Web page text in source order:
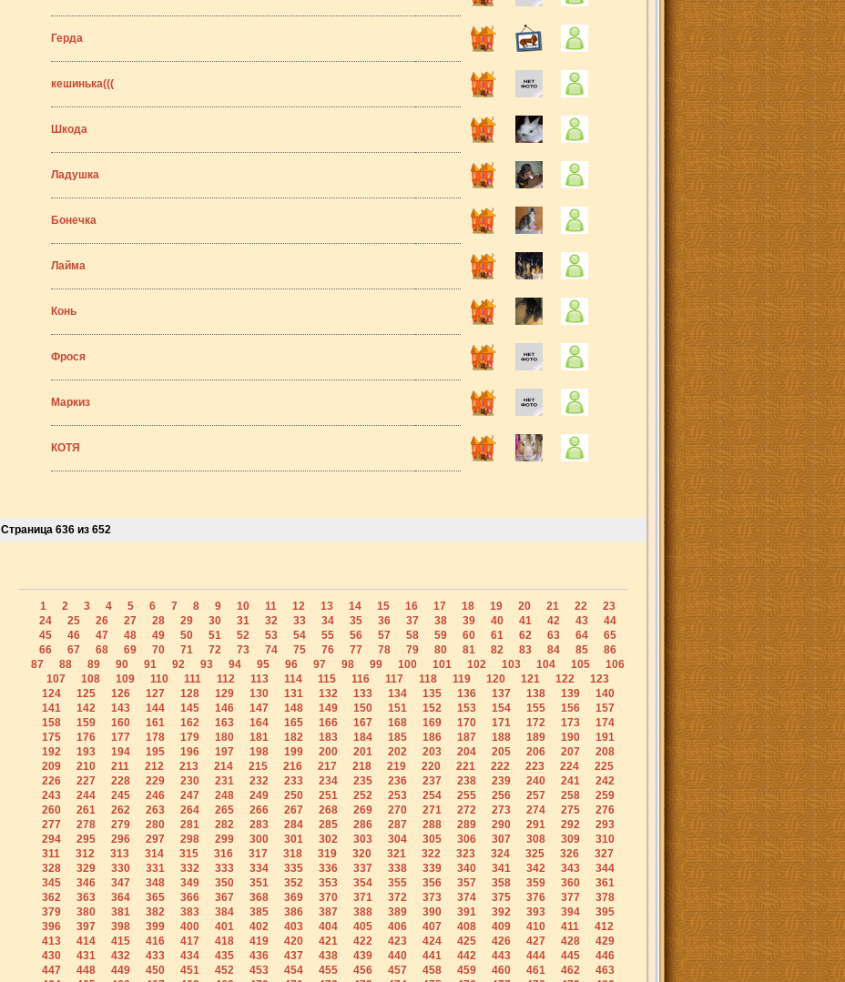
Герда
кешинька(((
Шкода
Ладушка
Бонечка
Лайма
Конь
Фрося
Маркиз
КОТЯ
Страница 636 из 652
1 2 3 4 5 6 7 8 9 10 11 12 13 14 15 16 17 18 19 20 21 22
23
24
25 26 27 28 29 30 31 32 33 34 35 36 37 38 39 40 41 42 43
44
45
46 47 48 49 50 51 52 53 54 55 56 57 58 59 60 61 62 63 64
65
66
67 68 69 70 71 72 73 74 75 76 77 78 79 80 81 82 83 84 85
86
87
88 89 90 91 92 93 94 95 96 97 98 99 100 101 102 103 104 105
106
107
108 109 110 111 112 113 114 115 116 117 118 119 120 121 122
123
124
125 126 127 128 129 130 131 132 133 134 135 136 137 138 139
140
141
142 143 144 145 146 147 148 149 150 151 152 153 154 155 156
157
158
159 160 161 162 163 164 165 166 167 168 169 170 171 172 173
174
175
176 177 178 179 180 181 182 183 184 185 186 187 188 189 190
191
192
193 194 195 196 197 198 199 200 201 202 203 204 205 206 207
208
209
210 211 212 213 214 215 216 217 218 219 220 221 222 223 224
225
226
227 228 229 230 231 232 233 234 235 236 237 238 239 240 241
242
243
244 245 246 247 248 249 250 251 252 253 254 255 256 257 258
259
260
261 262 263 264 265 266 267 268 269 270 271 272 273 274 275
276
277
278 279 280 281 282 283 284 285 286 287 288 289 290 291 292
293
294
295 296 297 298 299 300 301 302 303 304 305 306 307 308 309
310
311
312 313 314 315 316 317 318 319 320 321 322 323 324 325 326
327
328
329 330 331 332 333 334 335 336 337 338 339 340 341 342 343
344
345
346 347 348 349 350 351 352 353 354 355 356 357 358 359 360
361
362
363 364 365 366 367 368 369 370 371 372 373 374 375 376 377
378
379
380 381 382 383 384 385 386 387 388 389 390 391 392 393 394
395
396
397 398 399 400 401 402 403 404 405 406 407 408 409 410 411
412
413
414 415 416 417 418 419 420 421 422 423 424 425 426 427 428
429
430
431 432 433 434 435 436 437 438 439 440 441 442 443 444 445
446
447
448 449 450 451 452 453 454 455 456 457 458 459 460 461 462
463